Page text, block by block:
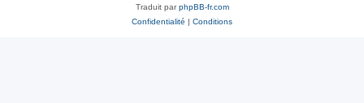
Traduit parphpBB-fr.com
Confidentialité | Conditions